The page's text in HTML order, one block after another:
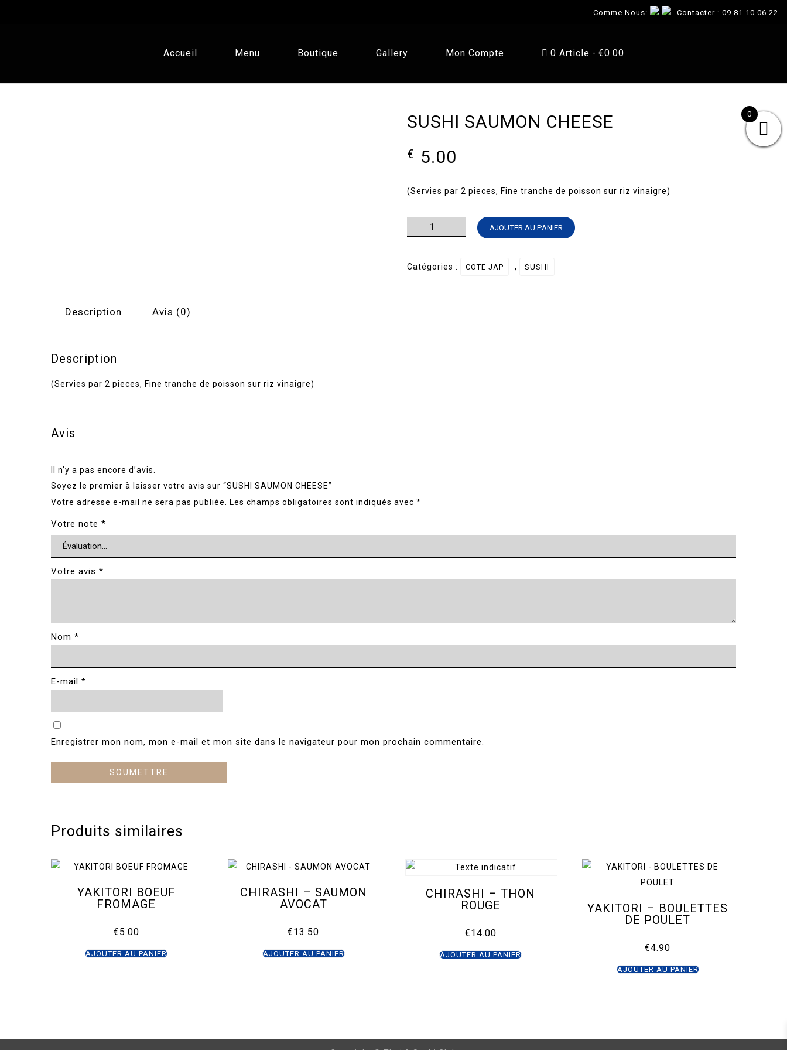
Comme Nous: Contacter : 09 81 10 06 22
Accueil Menu Boutique Gallery Mon Compte 0 Article €0.00
SUSHI SAUMON CHEESE
€ 5.00
(Servies par 2 pieces, Fine tranche de poisson sur riz vinaigre)
quantité
de
SAUMON
AJOUTER AU PANIER
Catégories : COTE JAP , SUSHI
Description Avis (0)
Description
(Servies par 2 pieces, Fine tranche de poisson sur riz vinaigre)
Avis
Il n’y a pas encore d’avis.
Soyez le premier à laisser votre avis sur “SUSHI SAUMON CHEESE”
Votre adresse e-mail ne sera pas publiée.
Les champs obligatoires sont indiqués avec *
Votre note *
Votre avis *
Nom *
E-mail *
Enregistrer mon nom, mon e-mail et mon site dans le navigateur pour mon prochain commentaire.
Produits similaires
YAKITORI BOEUF
FROMAGE
€5.00
AJOUTER AU PANIER
CHIRASHI – SAUMON
AVOCAT
€13.50
AJOUTER AU PANIER
CHIRASHI – THON
ROUGE
€14.00
AJOUTER AU PANIER
YAKITORI – BOULETTES
DE POULET
€4.90
AJOUTER AU PANIER
0